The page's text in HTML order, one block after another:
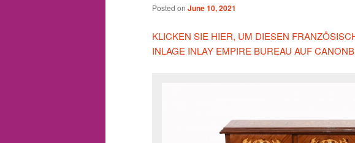
Posted on June 10, 2021
KLICKEN SIE HIER, UM DIESEN
INLAGE INLAY EMPIRE BUREAU AUF